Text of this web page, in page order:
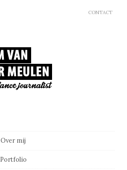
CONTACT
Over mij
Portfolio